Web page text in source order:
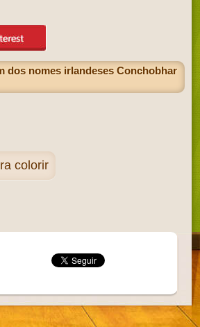
dos nomes irlandeses Conchobhar
colorir